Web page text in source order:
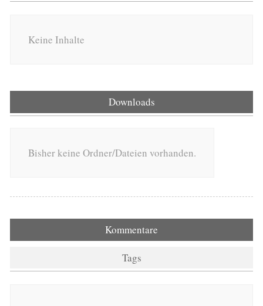
Keine Inhalte
Downloads
Bisher keine Ordner/Dateien vorhanden.
Kommentare
Tags